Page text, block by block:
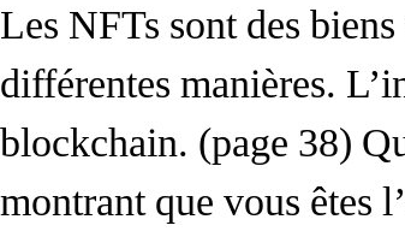
Les NFTs sont des
différentes manières.
blockchain. (page 38)
montrant que vous êtes